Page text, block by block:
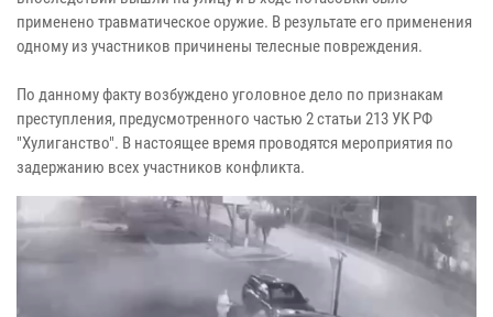
применено травматическое оружие. В результате его применения
одному из участников причинены телесные повреждения.
По данному факту возбуждено уголовное дело по признакам
преступления, предусмотренного частью 2 статьи 213 УК РФ
"Хулиганство". В настоящее время проводятся мероприятия по
задержанию всех участников конфликта.